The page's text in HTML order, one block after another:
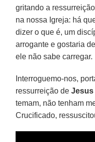
gritando a
na nossa Igreja: há
dizer o que é, um
arrogante e gostaria
ele não sabe carregar.
Interroguemo-nos,
ressurreição deJesus
temam, não tenham
Crucificado,